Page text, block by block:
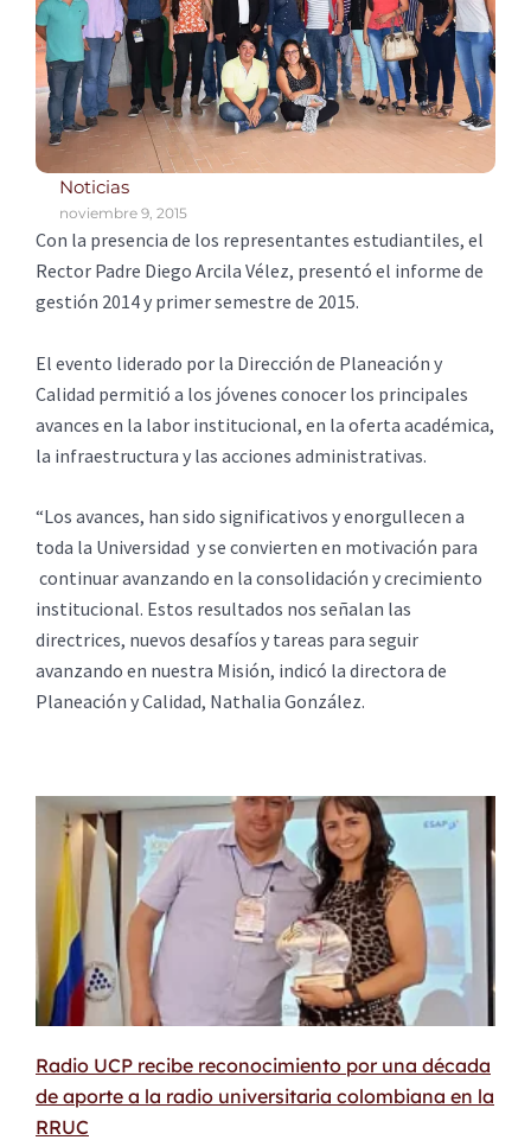
Noticias
noviembre 9, 2015
Con la presencia de los representantes estudiantiles, el
Rector Padre Diego Arcila Vélez, presentó el informe de
gestión 2014 y primer semestre de 2015.
El evento liderado por la Dirección de Planeación y
Calidad permitió a los jóvenes conocer los principales
avances en la labor institucional, en la oferta académica,
la infraestructura y las acciones administrativas.
“Los avances, han sido significativos y enorgullecen a
toda la Universidad y se convierten en motivación para
continuar avanzando en la consolidación y crecimiento
institucional. Estos resultados nos señalan las
directrices, nuevos desafíos y tareas para seguir
avanzando en nuestra Misión, indicó la directora de
Planeación y Calidad, Nathalia González.
Radio UCP recibe reconocimiento por una década
de aporte a la radio universitaria colombiana en la
RRUC